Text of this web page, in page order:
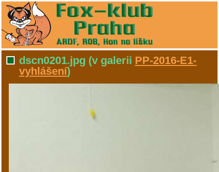
dscn0201.jpg (v galerii PP-2016-E1-
vyhlášení)